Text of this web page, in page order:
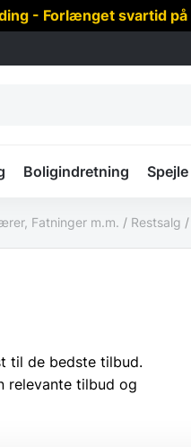
- Forlænget svartid
Boligindretning Spejle
Fatninger m.m. / Restsalg /
til de bedste tilbud.
relevante tilbud og